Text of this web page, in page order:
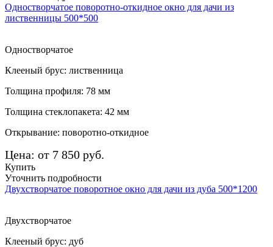
Одностворчатое поворотно-откидное окно для дачи из
лиственницы 500*500
Одностворчатое
Клееный брус: лиственница
Толщина профиля: 78 мм
Толщина стеклопакета: 42 мм
Открывание: поворотно-откидное
Цена: от 7 850 руб.
Купить
Уточнить подробности
Двухстворчатое поворотное окно для дачи из дуба 500*1200
Двухстворчатое
Клееный брус: дуб